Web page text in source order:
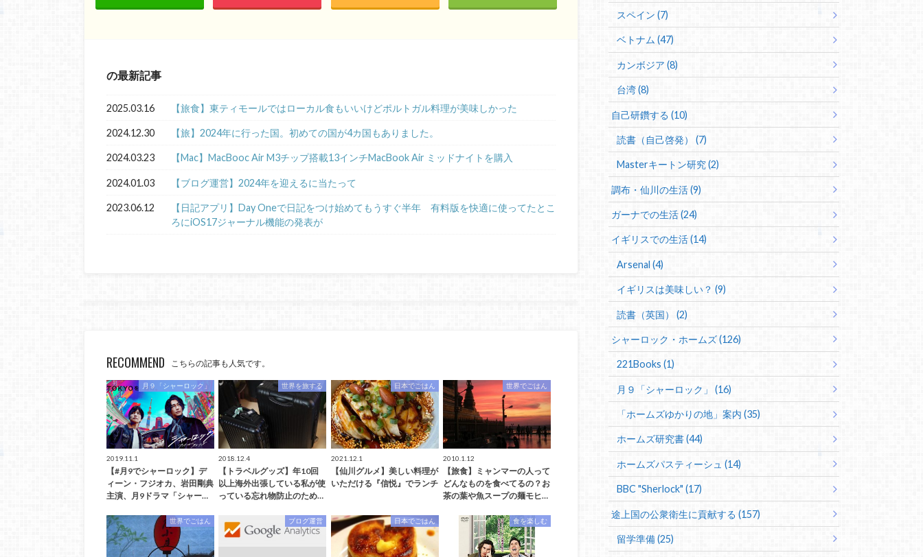
の最新記事
2025.03.16 【旅食】東ティモールではローカル食もいいけどポルトガル料理が美味しかった
2024.12.30 【旅】2024年に行った国。初めての国が4カ国もありました。
2024.03.23 【Mac】MacBooc Air M3チップ搭載13インチMacBook Air ミッドナイトを購入
2024.01.03 【ブログ運営】2024年を迎えるに当たって
2023.06.12
【日記アプリ】Day Oneで日記をつけ始めてもうすぐ半年 有料版を快適に使ってたとこ
ろにiOS17ジャーナル機能の発表が
RECOMMEND こちらの記事も人気です。
月９「シャーロック」
2019.11.1
【#月9でシャーロック】デ
ィーン・フジオカ、岩田剛典
主演、月9ドラマ「シャー…
世界を旅する
2018.12.4
【トラベルグッズ】年10回
以上海外出張している私が使
っている忘れ物防止のため…
日本でごはん
2021.12.1
【仙川グルメ】美しい料理が
いただける『信悦』でランチ
世界でごはん
2010.1.12
【旅食】ミャンマーの人って
どんなものを食べてるの？お
茶の葉や魚スープの麺モヒ…
世界でごはん ブログ運営 日本でごはん 食を楽しむ
スペイン (7)
ベトナム (47)
カンボジア (8)
台湾 (8)
自己研鑽する (10)
読書（自己啓発） (7)
Masterキートン研究 (2)
調布・仙川の生活 (9)
ガーナでの生活 (24)
イギリスでの生活 (14)
Arsenal (4)
イギリスは美味しい？ (9)
読書（英国） (2)
シャーロック・ホームズ (126)
221Books (1)
月９「シャーロック」 (16)
「ホームズゆかりの地」案内 (35)
ホームズ研究書 (44)
ホームズパスティーシュ (14)
BBC "Sherlock" (17)
途上国の公衆衛生に貢献する (157)
留学準備 (25)